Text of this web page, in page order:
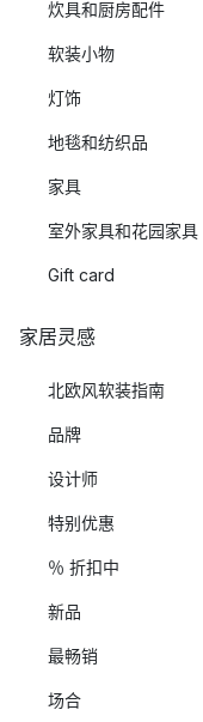
炊具和厨房配件
软装小物
灯饰
地毯和纺织品
家具
室外家具和花园家具
Gift card
家居灵感
北欧风软装指南
品牌
设计师
特别优惠
％ 折扣中
新品
最畅销
场合